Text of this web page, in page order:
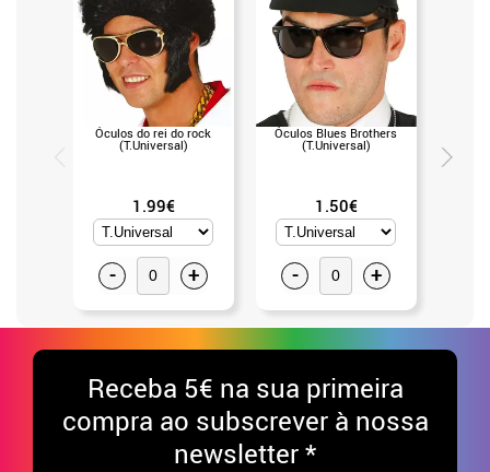
Óculos do rei do rock
(T.Universal)
1.99€
- +
Óculos Blues Brothers
(T.Universal)
1.50€
- +
ml. em
Receba 5€ na sua primeira
compra ao subscrever à nossa
newsletter *